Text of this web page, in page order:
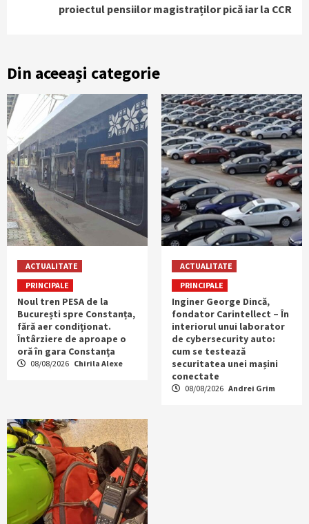
proiectul pensiilor magistraților pică iar la CCR
Din aceeași categorie
ACTUALITATE
PRINCIPALE
Noul tren PESA de la
București spre Constanța,
fără aer condiționat.
Întârziere de aproape o
oră în gara Constanța
08/08/2026 Chirila Alexe
ACTUALITATE
PRINCIPALE
Inginer George Dincă,
fondator Carintellect – În
interiorul unui laborator
de cybersecurity auto:
cum se testează
securitatea unei mașini
conectate
08/08/2026 Andrei Grim